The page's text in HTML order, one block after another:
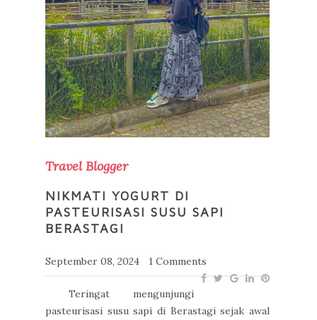
Travel Blogger
NIKMATI YOGURT DI
PASTEURISASI SUSU SAPI
BERASTAGI
September 08, 2024 1 Comments
Teringat mengunjungi
pasteurisasi susu sapi di Berastagi sejak awal